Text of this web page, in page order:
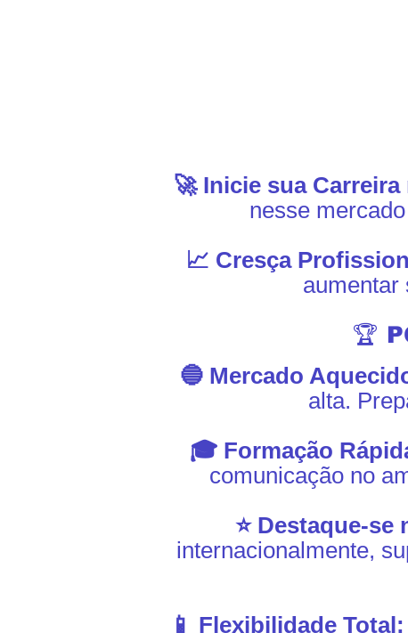
🚀 Inicie sua
nesse
📈 Cresça
aumentar
🏆
🔵 Mercado
alta.
🎓 Formação
comunicação no
⭐ Destaque-se
internacionalmente,
📱 Flexibilidade Total: